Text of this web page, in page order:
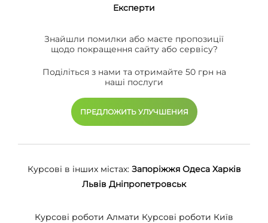
Eксперти
Знайшли помилки або маєте пропозиції
щодо покращення сайту або сервісу?
Поділіться з нами та отримайте 50 грн на
наші послуги
ПРЕДЛОЖИТЬ УЛУЧШЕНИЯ
Курсові в інших містах: Запоріжжя Одеса Харків
Львів Дніпропетровськ
Курсові роботи Алмати Курсові роботи Київ